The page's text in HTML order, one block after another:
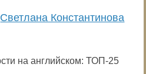
Светлана Константинова